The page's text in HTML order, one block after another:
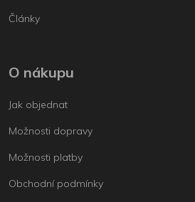
Články
O nákupu
Jak objednat
Možnosti dopravy
Možnosti platby
Obchodní podmínky